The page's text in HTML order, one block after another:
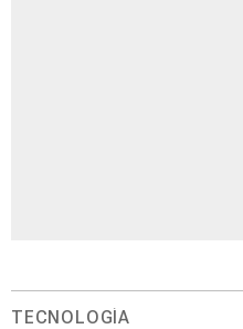
TECNOLOGÍA